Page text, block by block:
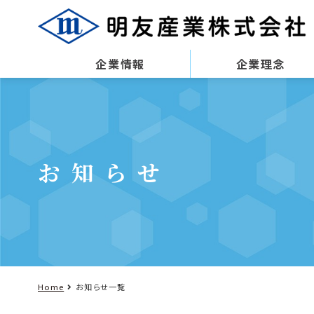
企業情報 企業理念
お知らせ
Home お知らせ一覧